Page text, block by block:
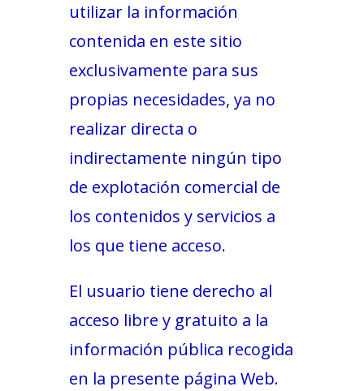
utilizar la información
contenida en este sitio
exclusivamente para sus
propias necesidades, ya no
realizar directa o
indirectamente ningún tipo
de explotación comercial de
los contenidos y servicios a
los que tiene acceso.
El usuario tiene derecho al
acceso libre y gratuito a la
información pública recogida
en la presente página Web.